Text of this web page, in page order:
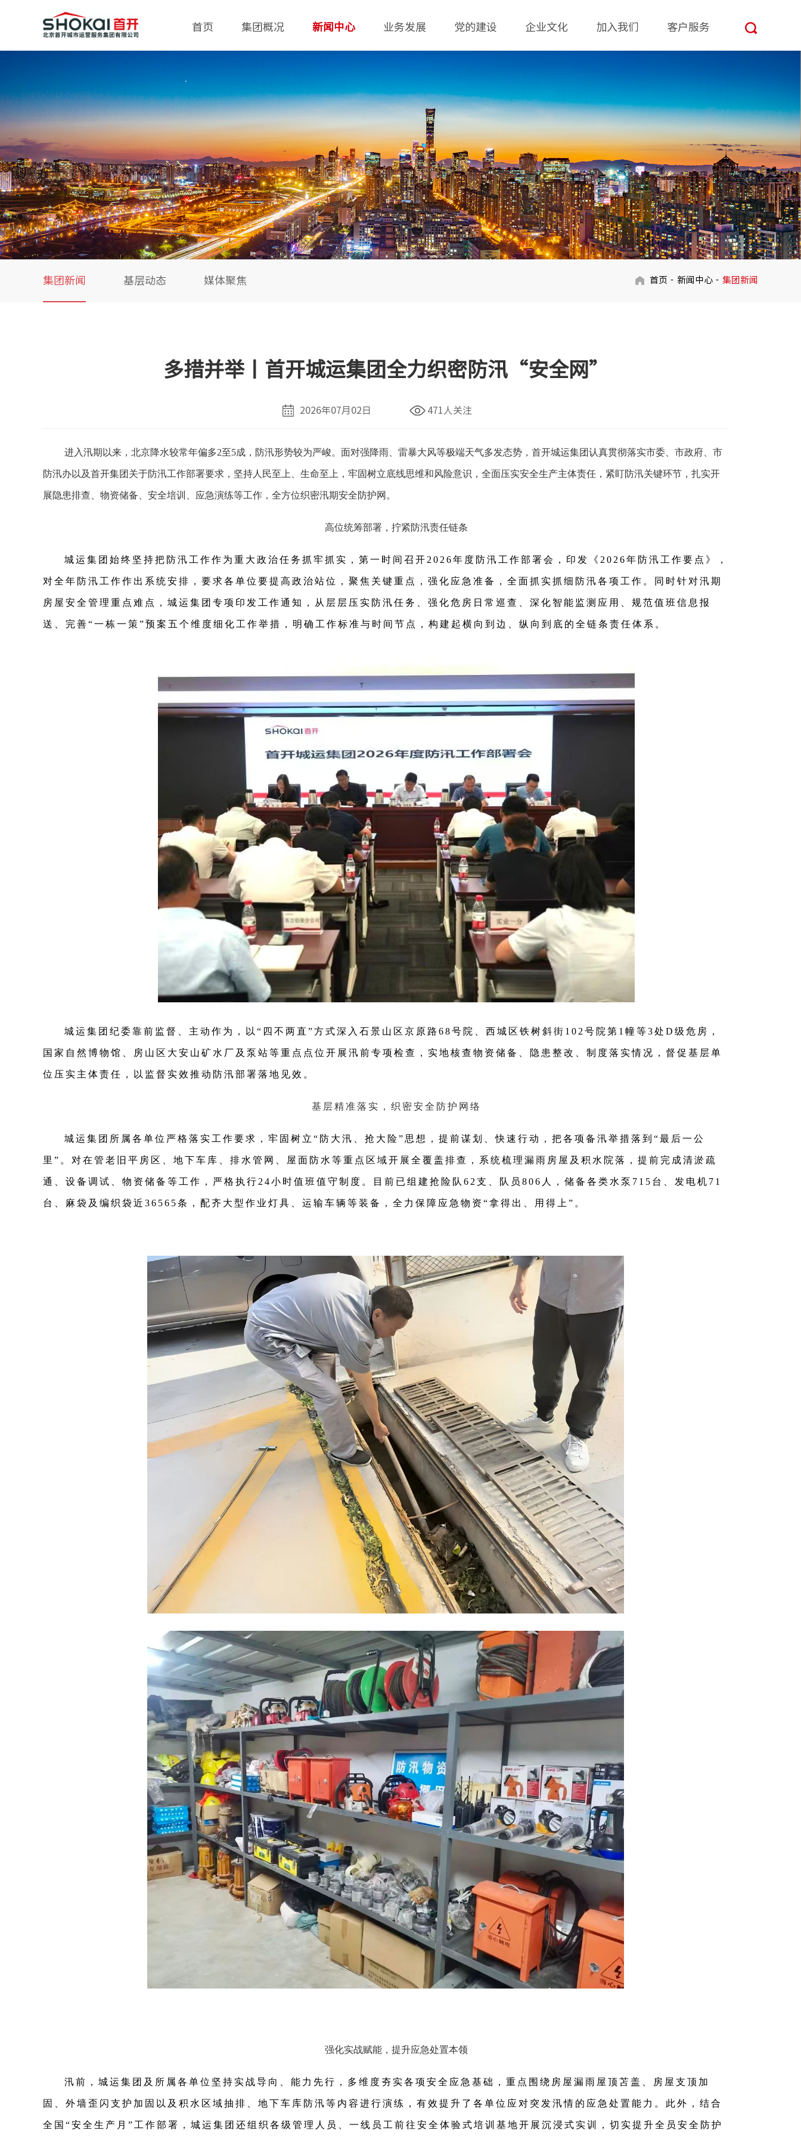
首页 集团概况
组织结构
新闻中心
媒体聚焦
业务发展
设备设施运营管理
停车服务
创新业务
党的建设
共青团
企业文化 加入我们 客户服务
集团新闻 基层动态 媒体聚焦 首页 新闻中心 集团新闻
多措并举丨首开城运集团全力织密防汛“安全网”
2026年07月02日 471人关注
进入汛期以来，北京降水较常年偏多2至5成，防汛形势较为严峻。面对强降雨、雷暴大风等极端天气多发态势，首开城运集团认真贯彻落实市委、市政府、市
防汛办以及首开集团关于防汛工作部署要求，坚持人民至上、生命至上，牢固树立底线思维和风险意识，全面压实安全生产主体责任，紧盯防汛关键环节，扎实开
展隐患排查、物资储备、安全培训、应急演练等工作，全方位织密汛期安全防护网。
高位统筹部署，拧紧防汛责任链条
城运集团始终坚持把防汛工作作为重大政治任务抓牢抓实，第一时间召开2026年度防汛工作部署会，印发《2026年防汛工作要点》，
对全年防汛工作作出系统安排，要求各单位要提高政治站位，聚焦关键重点，强化应急准备，全面抓实抓细防汛各项工作。同时针对汛期
房屋安全管理重点难点，城运集团专项印发工作通知，从层层压实防汛任务、强化危房日常巡查、深化智能监测应用、规范值班信息报
送、完善“一栋一策”预案五个维度细化工作举措，明确工作标准与时间节点，构建起横向到边、纵向到底的全链条责任体系。
城运集团纪委靠前监督、主动作为，以“四不两直”方式深入石景山区京原路68号院、西城区铁树斜街102号院第1幢等3处D级危房，
国家自然博物馆、房山区大安山矿水厂及泵站等重点点位开展汛前专项检查，实地核查物资储备、隐患整改、制度落实情况，督促基层单
位压实主体责任，以监督实效推动防汛部署落地见效。
基层精准落实，织密安全防护网络
城运集团所属各单位严格落实工作要求，牢固树立“防大汛、抢大险”思想，提前谋划、快速行动，把各项备汛举措落到“最后一公
里”。对在管老旧平房区、地下车库、排水管网、屋面防水等重点区域开展全覆盖排查，系统梳理漏雨房屋及积水院落，提前完成清淤疏
通、设备调试、物资储备等工作，严格执行24小时值班值守制度。目前已组建抢险队62支、队员806人，储备各类水泵715台、发电机71
台、麻袋及编织袋近36565条，配齐大型作业灯具、运输车辆等装备，全力保障应急物资“拿得出、用得上”。
强化实战赋能，提升应急处置本领
汛前，城运集团及所属各单位坚持实战导向、能力先行，多维度夯实各项安全应急基础，重点围绕房屋漏雨屋顶苫盖、房屋支顶加
固、外墙歪闪支护加固以及积水区域抽排、地下车库防汛等内容进行演练，有效提升了各单位应对突发汛情的应急处置能力。此外，结合
全国“安全生产月”工作部署，城运集团还组织各级管理人员、一线员工前往安全体验式培训基地开展沉浸式实训，切实提升全员安全防护